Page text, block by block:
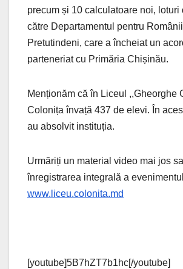
precum și 10 calculatoare noi, loturi
către Departamentul pentru
Pretutindeni, care a încheiat un
parteneriat cu Primăria Chișinău.
Menționăm că în Liceul ,,Gheorghe
Colonița învață 437 de elevi. În
au absolvit instituția.
Urmăriți un material video mai jos
înregistrarea integrală a
www.liceu.colonita.md
[youtube]5B7hZT7b1hc[/youtube]